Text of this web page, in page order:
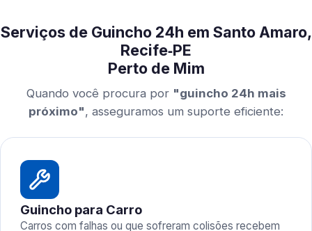
Serviços de Guincho 24h em Santo Amaro,
Recife‑PE
Perto de Mim
Quando você procura por "guincho 24h mais
próximo", asseguramos um suporte eficiente:
Guincho para Carro
Carros com falhas ou que sofreram colisões recebem